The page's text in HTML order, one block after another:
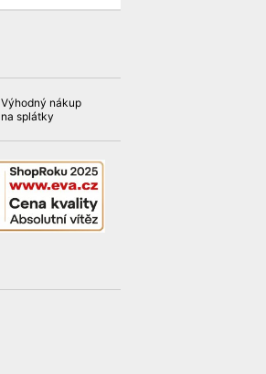
Výhodný nákup
na splátky